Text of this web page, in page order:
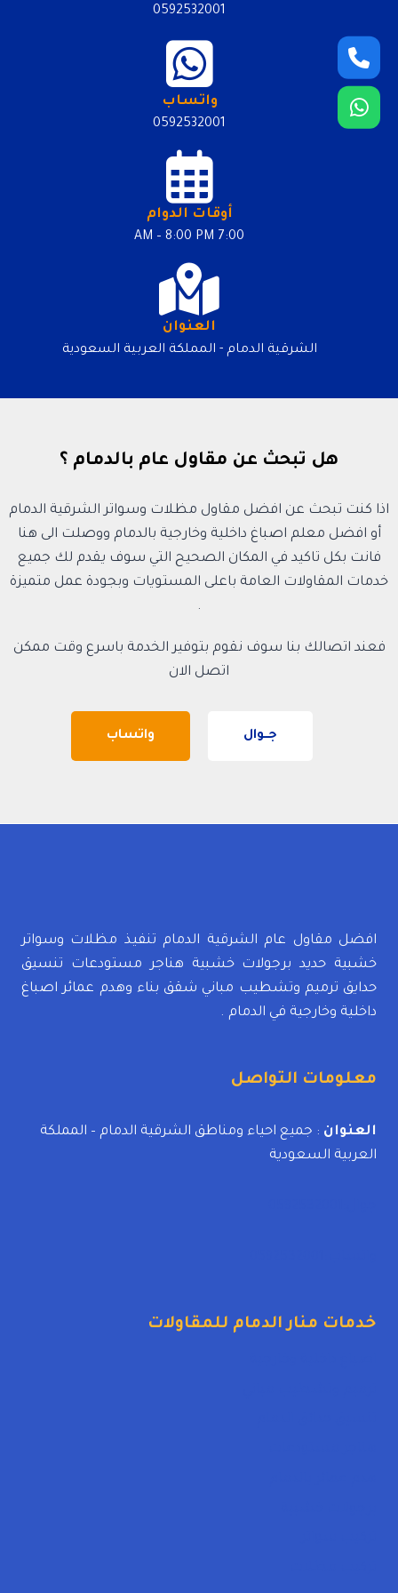
0592532001
واتساب
0592532001
أوقات الدوام
7:00 AM – 8:00 PM
العنوان
الشرقية الدمام - المملكة العربية السعودية
هل تبحث عن مقاول عام بالدمام ؟
اذا كنت تبحث عن افضل مقاول مظلات وسواتر الشرقية الدمام
أو افضل معلم اصباغ داخلية وخارجية بالدمام ووصلت الى هنا
فانت بكل تاكيد في المكان الصحيح التي سوف يقدم لك جميع
خدمات المقاولات العامة باعلى المستويات وبجودة عمل متميزة
.
فعند اتصالك بنا سوف نقوم بتوفير الخدمة باسرع وقت ممكن
اتصل الان
جــوال واتساب
افضل مقاول عام الشرقية الدمام تنفيذ مظلات وسواتر
خشبية حديد برجولات خشبية هناجر مستودعات تنسيق
حدايق ترميم وتشطيب مباني شقق بناء وهدم عمائر اصباغ
داخلية وخارجية في الدمام .
معلومات التواصل
العنوان : جميع احياء ومناطق الشرقية الدمام – المملكة
العربية السعودية
خدمات منار الدمام للمقاولات